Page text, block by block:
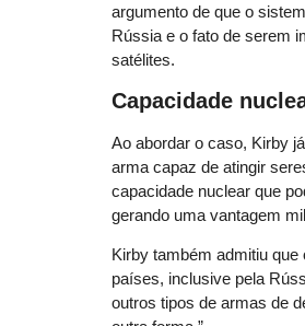
argumento de que o
Rússia e o fato de serem
satélites.
Capacidade
Ao abordar o caso, Kirby
arma capaz de atingir
capacidade nuclear que
gerando uma vantagem
Kirby também admitiu que
países, inclusive pela
outros tipos de armas de